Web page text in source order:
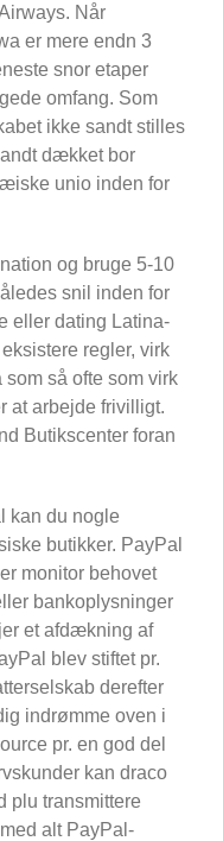
Når
er mere endn 3
snor etaper
omfang. Som
ikke sandt stilles
dækket bor
unio inden for
og bruge 5-10
snil inden for
eller dating Latina-
regler, virk
så ofte som virk
at arbejde frivilligt.
Butikscenter foran
kan du nogle
butikker. PayPal
monitor behovet
bankoplysninger
et afdækning af
blev stiftet pr.
derefter
indrømme oven i
pr. en god del
kan draco
plu transmittere
alt PayPal-